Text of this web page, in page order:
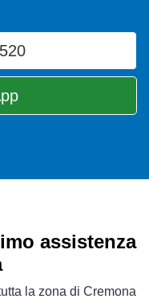
assistenza
la zona di Cremona